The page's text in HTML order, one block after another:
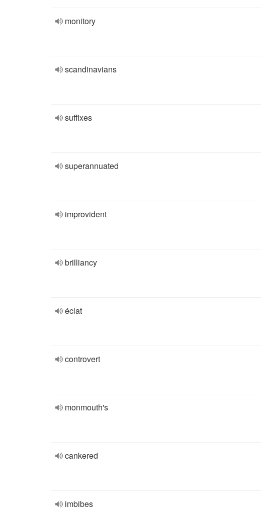
monitory
scandinavians
suffixes
superannuated
improvident
brilliancy
éclat
controvert
monmouth's
cankered
imbibes